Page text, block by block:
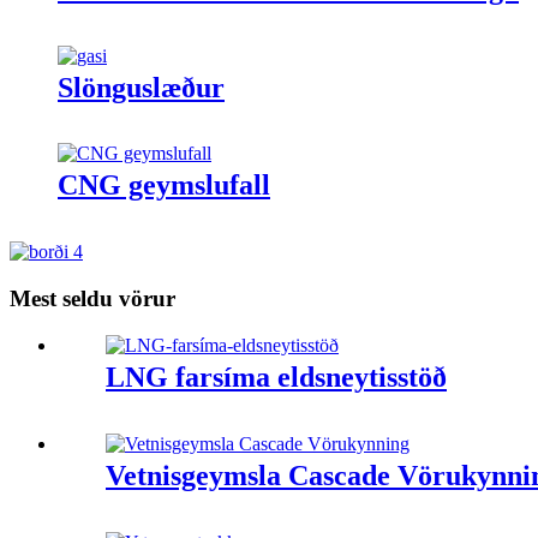
Slönguslæður
CNG geymslufall
Mest seldu vörur
LNG farsíma eldsneytisstöð
Vetnisgeymsla Cascade